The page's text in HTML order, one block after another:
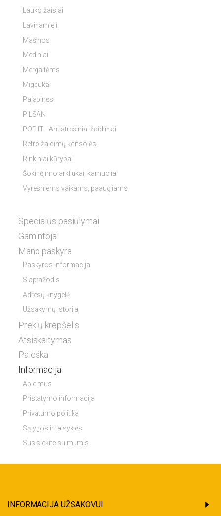
Lauko žaislai
Lavinamieji
Mašinos
Mediniai
Mergaitėms
Migdukai
Palapinės
PILSAN
POP IT - Antistresiniai žaidimai
Retro žaidimų konsolės
Rinkiniai kūrybai
Šokinėjimo arkliukai, kamuoliai
Vyresniems vaikams, paaugliams
Specialūs pasiūlymai
Gamintojai
Mano paskyra
Paskyros informacija
Slaptažodis
Adresų knygelė
Užsakymų istorija
Prekių krepšelis
Atsiskaitymas
Paieška
Informacija
Apie mus
Pristatymo informacija
Privatumo politika
Sąlygos ir taisyklės
Susisiekite su mumis
INFORMACIJA UŽSAKOVUI